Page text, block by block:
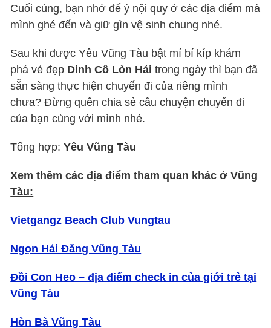
Cuối cùng, bạn nhớ để ý nội quy ở các địa điểm mà
mình ghé đến và giữ gìn vệ sinh chung nhé.
Sau khi được Yêu Vũng Tàu bật mí bí kíp khám
phá vẻ đẹp Dinh Cô Lòn Hải trong ngày thì bạn đã
sẵn sàng thực hiện chuyến đi của riêng mình
chưa? Đừng quên chia sẻ câu chuyện chuyến đi
của bạn cùng với mình nhé.
Tổng hợp:Yêu Vũng Tàu
Xem thêm các địa điểm tham quan khác ở Vũng
Tàu:
Vietgangz Beach Club Vungtau
Ngọn Hải Đăng Vũng Tàu
Đồi Con Heo – địa điểm check in của giới trẻ tại
Vũng Tàu
Hòn Bà Vũng Tàu